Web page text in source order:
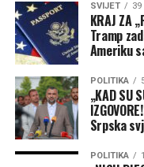
Zbog najavljenog
odluku da ulaz na
besplatan u petak,
avgusta.
Počinju radovi na
Stanivuković je
garaži u Banjaluci,
SVIJET
KRAJ ZA
Tramp
Ameriku
POLITIKA
„KAD SU
Srpska
POLITIKA